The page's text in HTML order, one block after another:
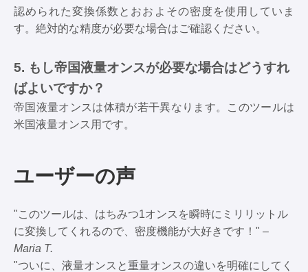
認められた変換係数とおおよその密度を使用していま
す。絶対的な精度が必要な場合はご確認ください。
5. もし帝国液量オンスが必要な場合はどうすれ
ばよいですか？
帝国液量オンスは体積が若干異なります。このツールは
米国液量オンス用です。
ユーザーの声
"このツールは、はちみつ1オンスを瞬時にミリリットル
に変換してくれるので、密度機能が大好きです！" –
Maria T.
"ついに、液量オンスと重量オンスの違いを明確にしてく